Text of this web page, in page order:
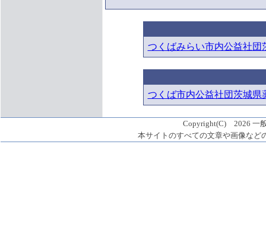
つくばみらい市内公益社団
つくば市内公益社団茨城県
Copyright(C) 2026 一
本サイトのすべての文章や画像など